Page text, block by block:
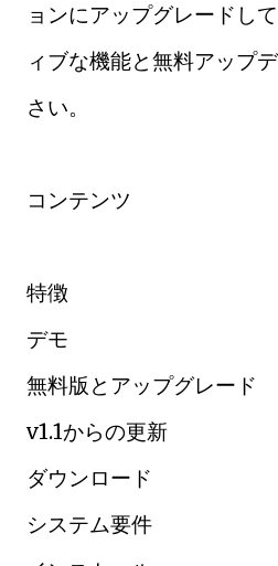
ョンにアップグレードし
ィブな機能と無料アップ
さい。
コンテンツ
特徴
デモ
無料版とアップグレード
v1.1からの更新
ダウンロード
システム要件